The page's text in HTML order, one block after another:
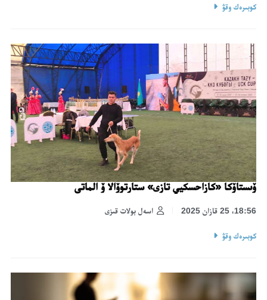
كوبىرەك وقۋ
ۆىستاۆكا «كازاحسكيي تازى» ستارتوۆالا ۆ الماتى
اسەل بولات قىزى 18:56، 25 قازان 2025
كوبىرەك وقۋ